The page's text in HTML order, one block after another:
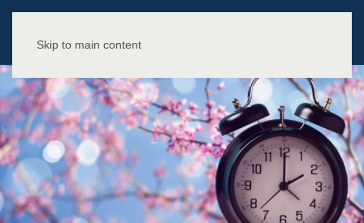
Skip to main content